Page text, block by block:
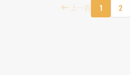
上一頁 1 2